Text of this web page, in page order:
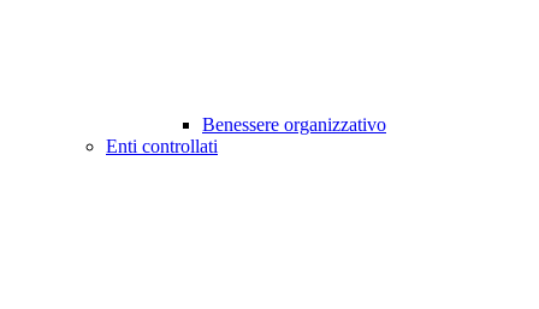
Benessere organizzativo
Enti controllati